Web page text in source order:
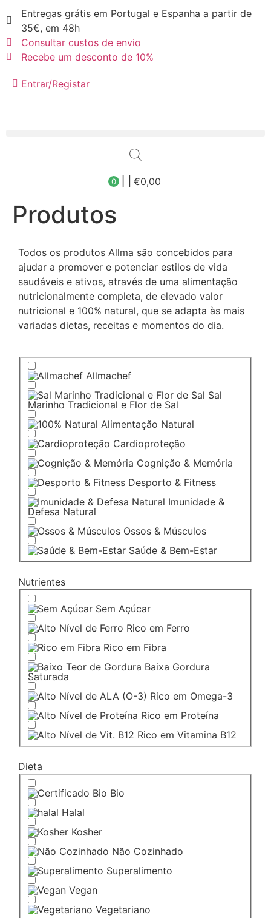
Entregas grátis em Portugal e Espanha a partir de
35€, em 48h
Consultar custos de envio
Recebe um desconto de 10%
Entrar/Registar
0 €0,00
Produtos
Todos os produtos Allma são concebidos para
ajudar a promover e potenciar estilos de vida
saudáveis e ativos, através de uma alimentação
nutricionalmente completa, de elevado valor
nutricional e 100% natural, que se adapta às mais
variadas dietas, receitas e momentos do dia.
Allmachef
Sal
Marinho Tradicional e Flor de Sal
Alimentação Natural
Cardioproteção
Cognição & Memória
Desporto & Fitness
Imunidade &
Defesa Natural
Ossos & Músculos
Saúde & Bem-Estar
Nutrientes
Sem Açúcar
Rico em Ferro
Rico em Fibra
Baixa Gordura
Saturada
Rico em Omega-3
Rico em Proteína
Rico em Vitamina B12
Dieta
Bio
Halal
Kosher
Não Cozinhado
Superalimento
Vegan
Vegetariano